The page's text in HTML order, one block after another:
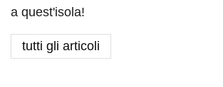
a quest'isola!
tutti gli articoli